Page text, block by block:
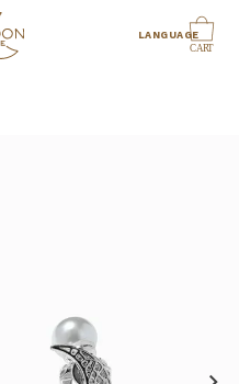
LANGUAGE
CART